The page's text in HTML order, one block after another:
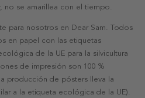
no se amarillea con el tiempo.
para nosotros en Dear Sam. Todos
en papel con las etiquetas
de la UE para la silvicultura
de impresión son 100 %
producción de pósters lleva la
a la etiqueta ecológica de la UE).